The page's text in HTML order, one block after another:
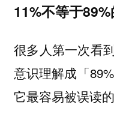
11%不等于
很多人第一次看
意识理解成「
它最容易被误读的